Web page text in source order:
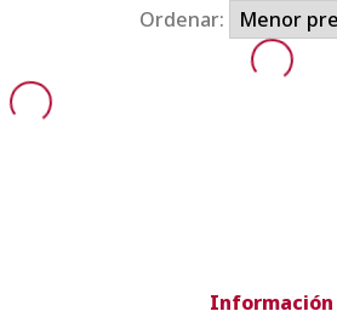
Ordenar:
Información